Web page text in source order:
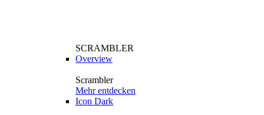
SCRAMBLER
Overview
Scrambler
Mehr entdecken
Icon Dark